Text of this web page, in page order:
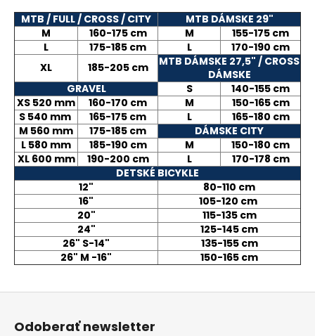
MTB / FULL / CROSS / CITY
MTB DÁMSKE 29"
M
160-175 cm M
155-175 cm
L
175-185 cm L
170-190 cm
XL
185-205 cm
MTB DÁMSKE 27,5" / CROSS
DÁMSKE
GRAVEL
S
140-155 cm
XS 520 mm
160-170 cm M
150-165 cm
S 540 mm
165-175 cm L
165-180 cm
M 560 mm
175-185 cm
DÁMSKE CITY
L 580 mm
185-190 cm M
150-180 cm
XL 600 mm
190-200 cm L
170-178 cm
DETSKÉ BICYKLE
12"
80-110 cm
16"
105-120 cm
20"
115-135 cm
24"
125-145 cm
26" S-14"
135-155 cm
26" M -16"
150-165 cm
r
e
b
j
e
t
e
n
á
j
s
ť
?
HĽADAŤ
Z
Odoberať newsletter